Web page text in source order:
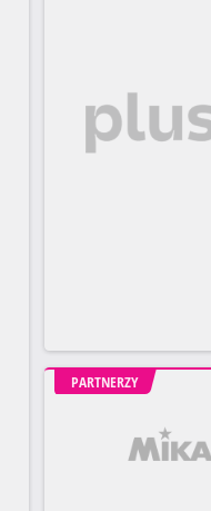
PARTNERZY